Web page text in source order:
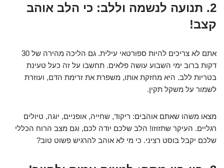
2. תנועה לנשמה וללב: כי הלב אוהב
קצב!
אתם לא צריכים להיות ספורטאי עילית. גם הליכה מהירה של 30
דקות ברוב ימי השבוע עושה פלאים. תחשבו על זה כעל טעינת
בטריות ללב. היא מחזקת אותו, משפרת את זרימת הדם, ועוזרת
לשמור על משקל תקין.
מצאו משהו שאתם אוהבים: ריקוד, שחייה, אופניים, יוגה, טיולים
רגליים. העיקר שתזוזו! הלב שלכם יודה לכם, וגם מצב הרוח הכללי
שלכם יקבל בוסט רציני. כי מי לא אוהב להרגיש פשוט טוב?